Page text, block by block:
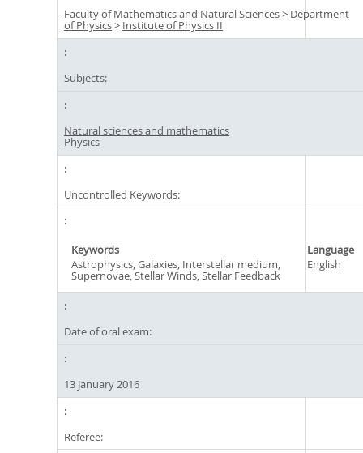
Faculty of Mathematics and Natural Sciences> Department
of Physics> Institute of Physics II
Subjects:
Natural sciences and mathematics
Physics
Uncontrolled Keywords:
Keywords
Language
Astrophysics, Galaxies, Interstellar medium,
Supernovae, Stellar Winds, Stellar Feedback
English
Date of oral exam:
13 January 2016
Referee: